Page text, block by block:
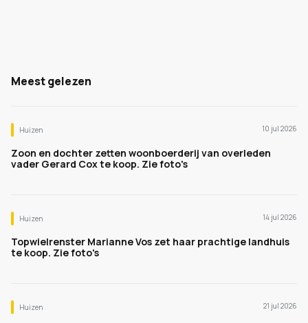
Meest gelezen
Huizen 10 jul 2026
Zoon en dochter zetten woonboerderij van overleden
vader Gerard Cox te koop. Zie foto's
Huizen 14 jul 2026
Topwielrenster Marianne Vos zet haar prachtige landhuis
te koop. Zie foto's
Huizen 21 jul 2026